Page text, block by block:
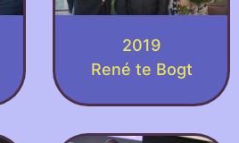
2019
René te Bogt